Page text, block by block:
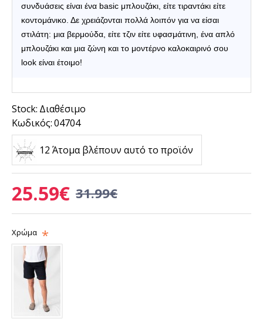
συνδυάσεις είναι ένα basic μπλουζάκι , είτε τιραντάκι είτε
κοντομάνικο. Δε χρειάζονται πολλά λοιπόν για να είσαι
στιλάτη: μια βερμούδα, είτε τζιν είτε υφασμάτινη, ένα απλό
μπλουζάκι και μια ζώνη και το μοντέρνο καλοκαιρινό σου
look είναι έτοιμο!
Stock: Διαθέσιμο
Κωδικός:04704
12 Άτομα βλέπουν αυτό το προϊόν
25.59€ 31.99€
Χρώμα